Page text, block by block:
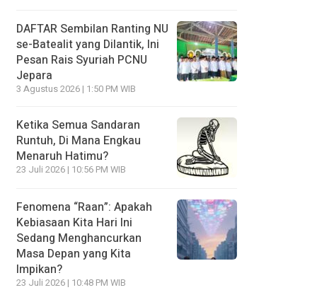
DAFTAR Sembilan Ranting NU
se-Batealit yang Dilantik, Ini
Pesan Rais Syuriah PCNU
Jepara
3 Agustus 2026 | 1:50 PM WIB
Ketika Semua Sandaran
Runtuh, Di Mana Engkau
Menaruh Hatimu?
23 Juli 2026 | 10:56 PM WIB
Fenomena “Raan”: Apakah
Kebiasaan Kita Hari Ini
Sedang Menghancurkan
Masa Depan yang Kita
Impikan?
23 Juli 2026 | 10:48 PM WIB